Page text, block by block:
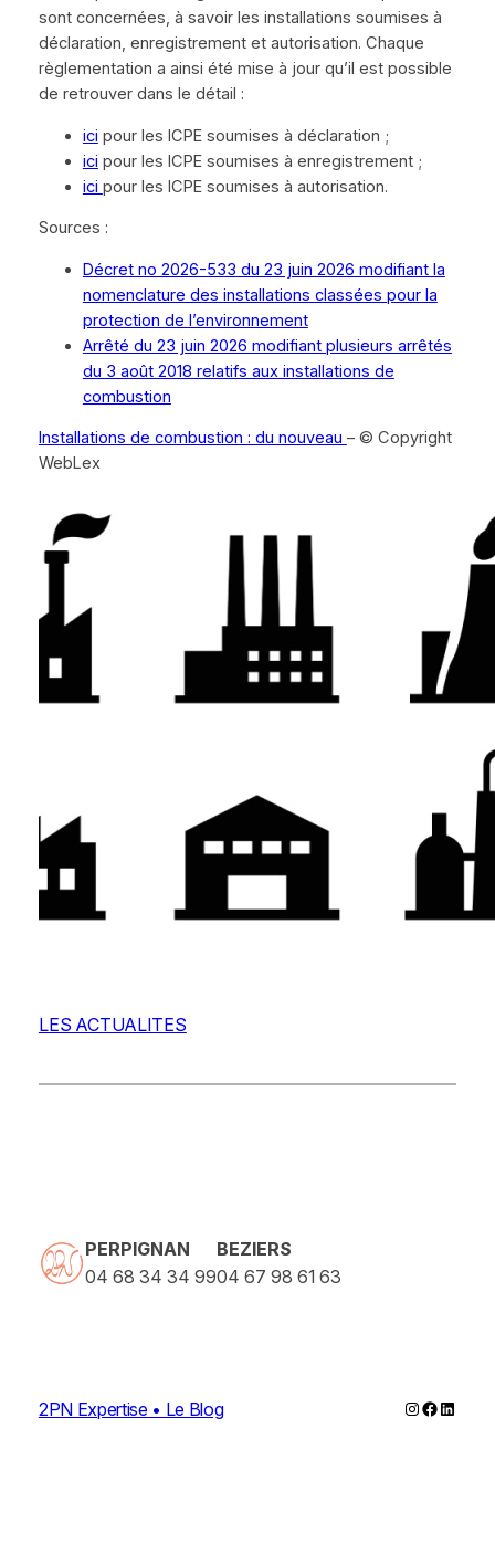
sont concernées, à savoir les installations soumises à
déclaration, enregistrement et autorisation. Chaque
règlementation a ainsi été mise à jour qu’il est possible
de retrouver dans le détail :
ici pour les ICPE soumises à déclaration ;
ici pour les ICPE soumises à enregistrement ;
ici pour les ICPE soumises à autorisation.
Sources :
Décret no 2026-533 du 23 juin 2026 modifiant la
nomenclature des installations classées pour la
protection de l’environnement
Arrêté du 23 juin 2026 modifiant plusieurs arrêtés
du 3 août 2018 relatifs aux installations de
combustion
Installations de combustion : du nouveau – © Copyright
WebLex
LES ACTUALITES
PERPIGNAN
04 68 34 34 99
BEZIERS
04 67 98 61 63
2PN Expertise • Le Blog Instagram